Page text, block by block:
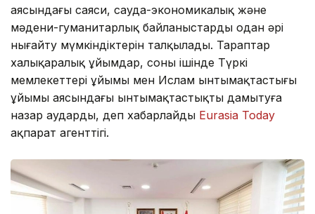
аясындағы саяси, сауда-экономикалық және
мәдени-гуманитарлық байланыстарды одан әрі
нығайту мүмкіндіктерін талқылады. Тараптар
халықаралық ұйымдар, соның ішінде Түркі
мемлекеттері ұйымы мен Ислам ынтымақтастығы
ұйымы аясындағы ынтымақтастықты дамытуға
назар аударды, деп хабарлайды Eurasia Today
ақпарат агенттігі.